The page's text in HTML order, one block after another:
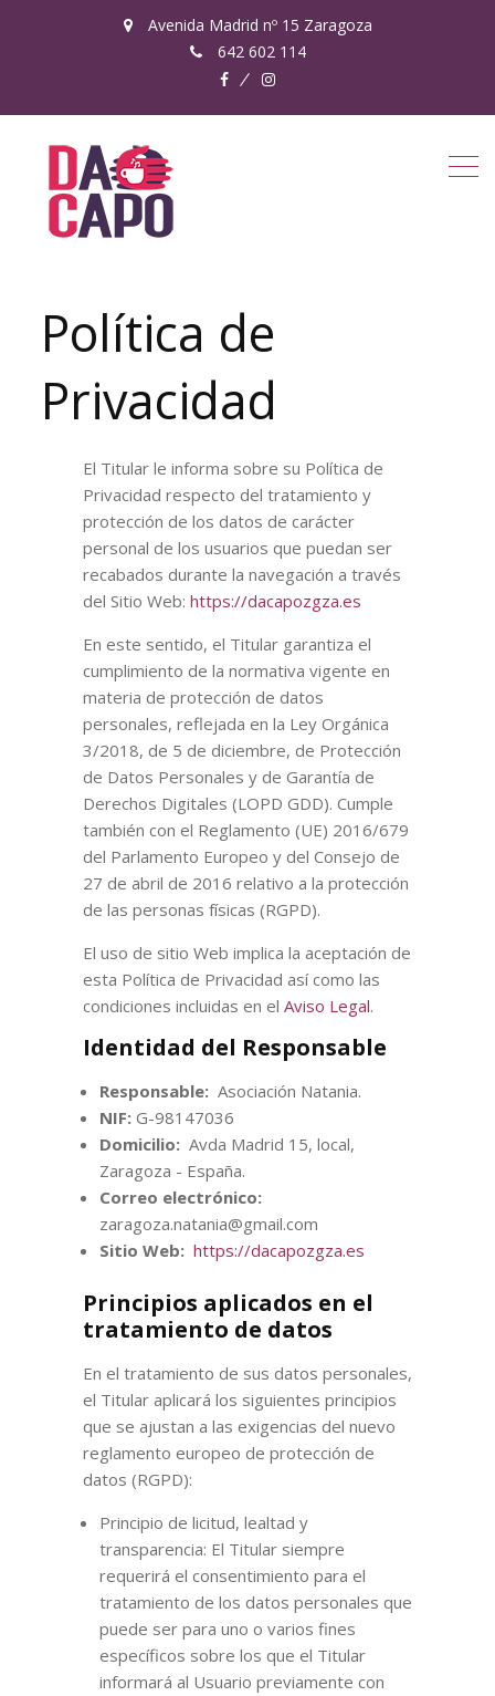
Avenida Madrid nº 15 Zaragoza
642 602 114
facebookinstagram
Política de
Privacidad
El Titular le informa sobre su Política de
Privacidad respecto del tratamiento y
protección de los datos de carácter
personal de los usuarios que puedan ser
recabados durante la navegación a través
del Sitio Web: https://dacapozgza.es
En este sentido, el Titular garantiza el
cumplimiento de la normativa vigente en
materia de protección de datos
personales, reflejada en la Ley Orgánica
3/2018, de 5 de diciembre, de Protección
de Datos Personales y de Garantía de
Derechos Digitales (LOPD GDD). Cumple
también con el Reglamento (UE) 2016/679
del Parlamento Europeo y del Consejo de
27 de abril de 2016 relativo a la protección
de las personas físicas (RGPD).
El uso de sitio Web implica la aceptación de
esta Política de Privacidad así como las
condiciones incluidas en el Aviso Legal.
Identidad del Responsable
Responsable:Asociación Natania.
NIF:G-98147036
Domicilio:Avda Madrid 15, local,
Zaragoza - España.
Correo electrónico:
zaragoza.natania@gmail.com
Sitio Web: https://dacapozgza.es
Principios aplicados en el
tratamiento de datos
En el tratamiento de sus datos personales,
el Titular aplicará los siguientes principios
que se ajustan a las exigencias del nuevo
reglamento europeo de protección de
datos (RGPD):
Principio de licitud, lealtad y
transparencia: El Titular siempre
requerirá el consentimiento para el
tratamiento de los datos personales que
puede ser para uno o varios fines
específicos sobre los que el Titular
informará al Usuario previamente con